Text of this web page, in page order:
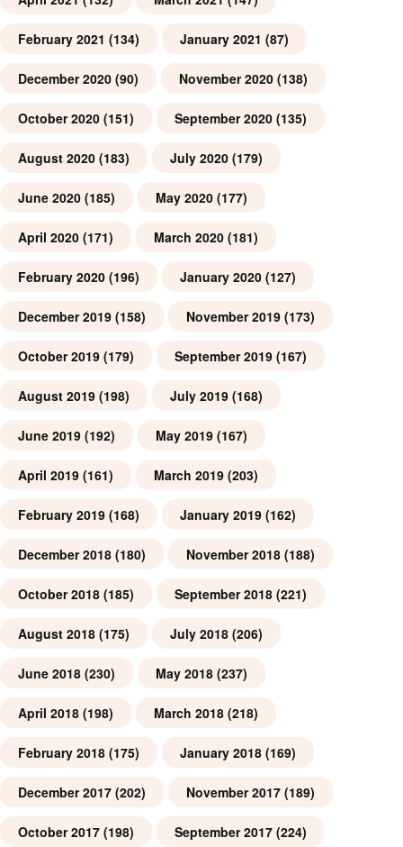
February 2021 (134) January 2021 (87)
December 2020 (90) November 2020 (138)
October 2020 (151) September 2020 (135)
August 2020 (183) July 2020 (179)
June 2020 (185) May 2020 (177)
April 2020 (171) March 2020 (181)
February 2020 (196) January 2020 (127)
December 2019 (158) November 2019 (173)
October 2019 (179) September 2019 (167)
August 2019 (198) July 2019 (168)
June 2019 (192) May 2019 (167)
April 2019 (161) March 2019 (203)
February 2019 (168) January 2019 (162)
December 2018 (180) November 2018 (188)
October 2018 (185) September 2018 (221)
August 2018 (175) July 2018 (206)
June 2018 (230) May 2018 (237)
April 2018 (198) March 2018 (218)
February 2018 (175) January 2018 (169)
December 2017 (202) November 2017 (189)
October 2017 (198) September 2017 (224)